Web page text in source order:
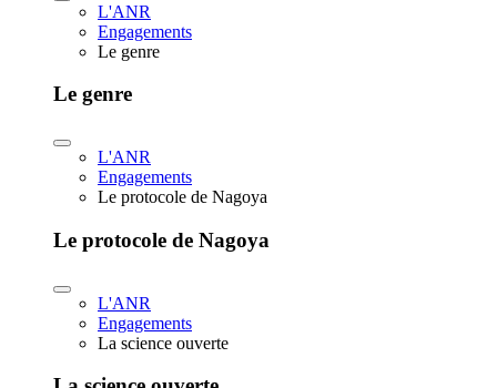
L'ANR
Engagements
Le genre
Le genre
L'ANR
Engagements
Le protocole de Nagoya
Le protocole de Nagoya
L'ANR
Engagements
La science ouverte